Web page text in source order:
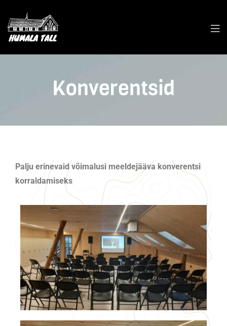
Konverentsid
Palju erinevaid võimalusi meeldejääva konverentsi
korraldamiseks